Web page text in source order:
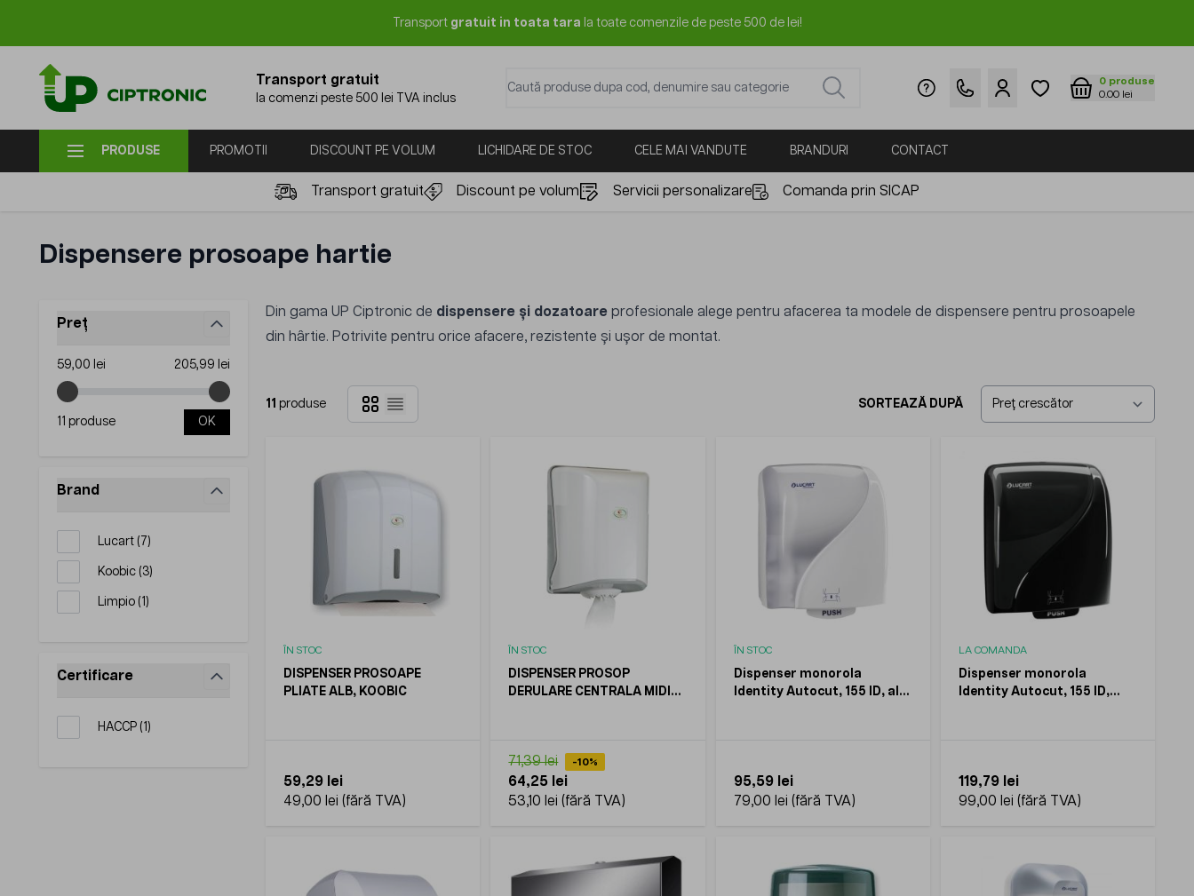
Transport gratuit in toata tara la toate comenzile de peste 500 de lei!
Transport gratuit
la comenzi peste 500 lei TVA inclus
0 produse
0.00 lei
PRODUSE PROMOTII DISCOUNT PE VOLUM LICHIDARE DE STOC CELE MAI VANDUTE BRANDURI CONTACT
Transport gratuit Discount pe volum Servicii personalizare Comanda prin SICAP
Dispensere prosoape hartie
Preț
Minimum value
59,00 lei Maximum value
205,99 lei
11 produse OK
Brand
Lucart ( 7products available
)
Koobic (3products available
)
Limpio (1products available
)
Certificare
HACCP (1products available
)
Din gama UP Ciptronic de dispensere și dozatoare profesionale alege pentru afacerea ta modele de dispensere pentru prosoapele
din hârtie. Potrivite pentru orice afacere, rezistente și ușor de montat.
11 produse
Grilă
Listă
SORTEAZĂ DUPĂ
ÎN STOC
DISPENSER PROSOAPE
PLIATE ALB, KOOBIC
59,29 lei
49,00 lei
ÎN STOC
DISPENSER PROSOP
DERULARE CENTRALA MIDI
71,39 lei -10%
64,25 lei
53,10 lei
ÎN STOC
Dispenser monorola
Identity Autocut, 155 ID, alb,
95,59 lei
79,00 lei
LA COMANDA
Dispenser monorola
Identity Autocut, 155 ID,
119,79 lei
99,00 lei